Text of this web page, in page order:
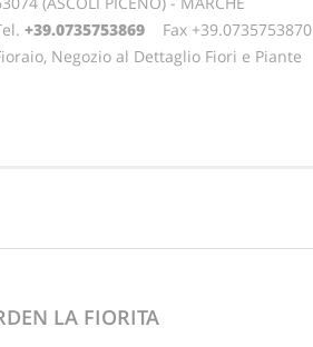
+39.0735753869 Fax +39.0735753870
Negozio al Dettaglio Fiori e Piante
LA FIORITA